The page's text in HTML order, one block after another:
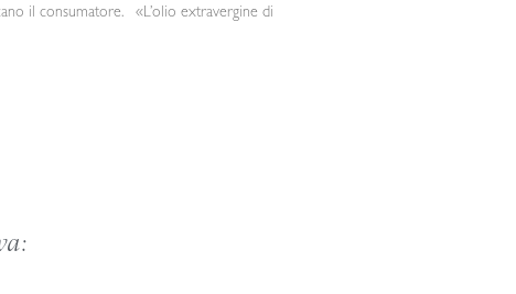
il consumatore. «L’olio extravergine di